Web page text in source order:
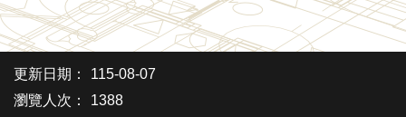
更新日期：
115-08-07
瀏覽人次：
1388